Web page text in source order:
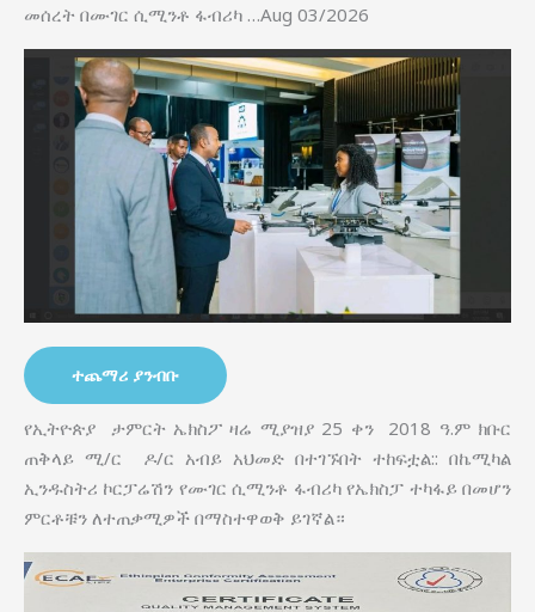
መሰረት በሙገር ሲሚንቶ ፋብሪካ …Aug 03/2026
ተጨማሪ ያንብቡ
የኢትዮጵያ ታምርት ኤክስፖ ዛሬ ሚያዝያ 25 ቀን 2018 ዓ.ም ክቡር
ጠቅላይ ሚ/ር ዶ/ር አብይ አህመድ በተገኙበት ተከፍቷል:: በኬሚካል
ኢንዱስትሪ ኮርፓሬሽን የሙገር ሲሚንቶ ፋብሪካ የኤክስፓ ተካፋይ በመሆን
ምርቶቹን ለተጠቃሚዎች በማስተዋወቅ ይገኛል።